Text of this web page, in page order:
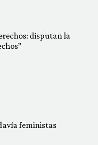
disputan la
feministas